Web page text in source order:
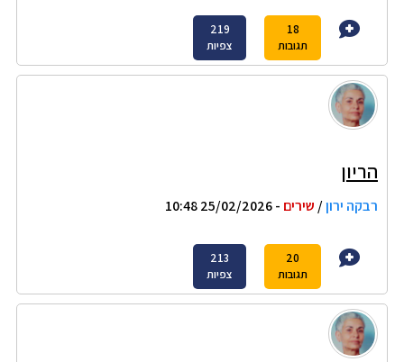
18
תגובות
219
צפיות
הריון
רבקה ירון/ שירים - 25/02/2026 10:48
20
תגובות
213
צפיות